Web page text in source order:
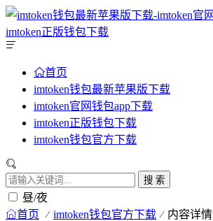
首页
imtoken钱包最新苹果版下载
imtoken官网钱包app下载
imtoken正版钱包下载
imtoken钱包官方下载
搜 索
昼/夜
首页 imtoken钱包官方下载 内容详情